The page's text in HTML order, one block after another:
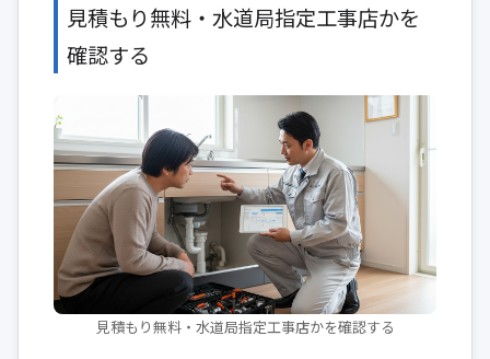
見積もり無料・水道局指定工事店かを
確認する
見積もり無料・水道局指定工事店かを確認する